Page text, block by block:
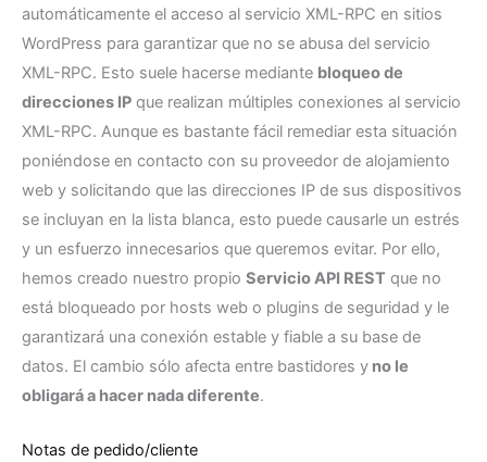
automáticamente el acceso al servicio XML-RPC en sitios
WordPress para garantizar que no se abusa del servicio
XML-RPC. Esto suele hacerse mediante bloqueo de
direcciones IP que realizan múltiples conexiones al servicio
XML-RPC. Aunque es bastante fácil remediar esta situación
poniéndose en contacto con su proveedor de alojamiento
web y solicitando que las direcciones IP de sus dispositivos
se incluyan en la lista blanca, esto puede causarle un estrés
y un esfuerzo innecesarios que queremos evitar. Por ello,
hemos creado nuestro propio Servicio API REST que no
está bloqueado por hosts web o plugins de seguridad y le
garantizará una conexión estable y fiable a su base de
datos. El cambio sólo afecta entre bastidores y no le
obligará a hacer nada diferente.
Notas de pedido/cliente